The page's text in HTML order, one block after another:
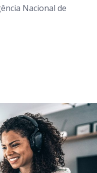
Nacional de